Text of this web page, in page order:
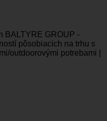
BALTYRE GROUP -
pôsobiacich na trhu s
outdoorovými potrebami |